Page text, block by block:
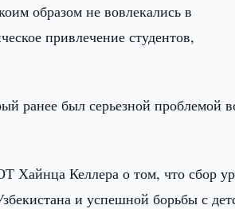
образом не вовлекались в
привлечение студентов,
ранее был серьезной проблемой
Хайнца Келлера о том, что сбор
и успешной борьбы с